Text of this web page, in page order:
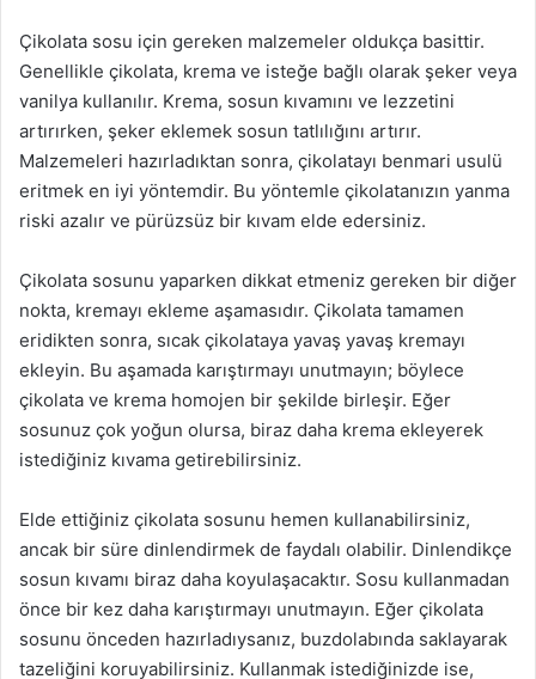
Çikolata sosu için gereken malzemeler oldukça basittir.
Genellikle çikolata, krema ve isteğe bağlı olarak şeker veya
vanilya kullanılır. Krema, sosun kıvamını ve lezzetini
artırırken, şeker eklemek sosun tatlılığını artırır.
Malzemeleri hazırladıktan sonra, çikolatayı benmari usulü
eritmek en iyi yöntemdir. Bu yöntemle çikolatanızın yanma
riski azalır ve pürüzsüz bir kıvam elde edersiniz.
Çikolata sosunu yaparken dikkat etmeniz gereken bir diğer
nokta, kremayı ekleme aşamasıdır. Çikolata tamamen
eridikten sonra, sıcak çikolataya yavaş yavaş kremayı
ekleyin. Bu aşamada karıştırmayı unutmayın; böylece
çikolata ve krema homojen bir şekilde birleşir. Eğer
sosunuz çok yoğun olursa, biraz daha krema ekleyerek
istediğiniz kıvama getirebilirsiniz.
Elde ettiğiniz çikolata sosunu hemen kullanabilirsiniz,
ancak bir süre dinlendirmek de faydalı olabilir. Dinlendikçe
sosun kıvamı biraz daha koyulaşacaktır. Sosu kullanmadan
önce bir kez daha karıştırmayı unutmayın. Eğer çikolata
sosunu önceden hazırladıysanız, buzdolabında saklayarak
tazeliğini koruyabilirsiniz. Kullanmak istediğinizde ise,